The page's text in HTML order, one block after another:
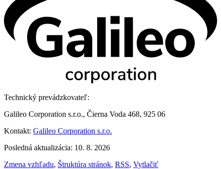
Technický prevádzkovateľ:
Galileo Corporation s.r.o., Čierna Voda 468, 925 06
Kontakt: Galileo Corporation s.r.o.
Posledná aktualizácia: 10. 8. 2026
Zmena vzhľadu, Štruktúra stránok, RSS, Vytlačiť